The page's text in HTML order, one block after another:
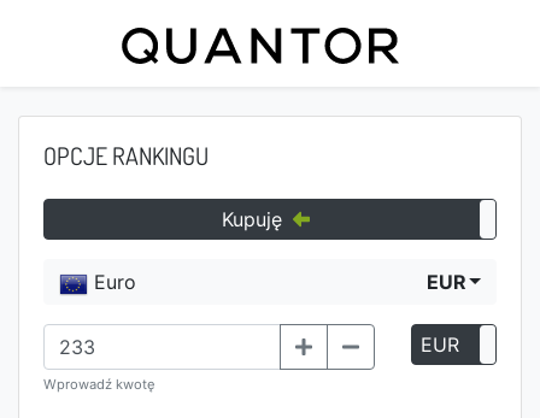
OPCJE RANKINGU
Kupuję
Euro EUR
Wprowadź kwotę
EUR